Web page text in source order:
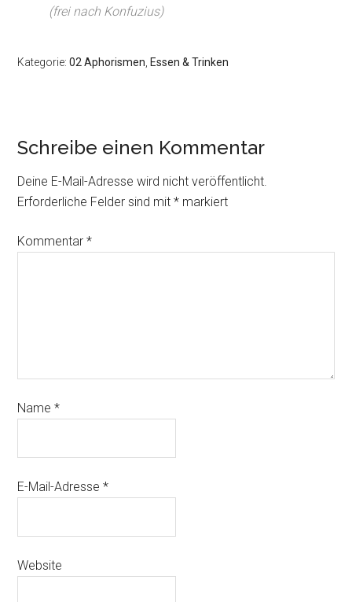
(frei nach Konfuzius)
Kategorie:02 Aphorismen Essen & Trinken
Schreibe einen Kommentar
Deine E-Mail-Adresse wird nicht veröffentlicht.
Erforderliche Felder sind mit* markiert
Kommentar*
Name*
E-Mail-Adresse*
Website